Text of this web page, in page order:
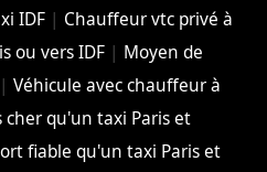
IDF | Chauffeur vtc privé à
ou vers IDF | Moyen de
Véhicule avec chauffeur à
cher qu'un taxi Paris et
fiable qu'un taxi Paris et